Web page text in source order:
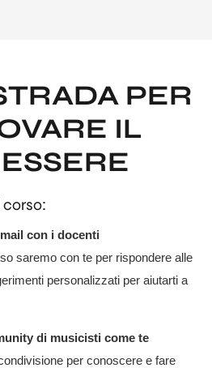
PER
IL
con i docenti
saremo con te per rispondere alle
personalizzati per aiutarti a
di musicisti come te
per conoscere e fare